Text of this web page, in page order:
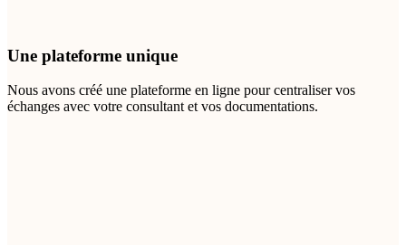
Une plateforme unique
Nous avons créé une plateforme en ligne pour centraliser vos
échanges avec votre consultant et vos documentations.